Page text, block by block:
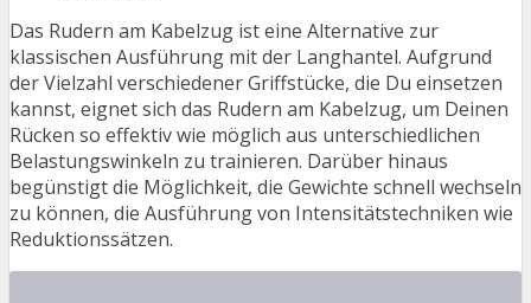
Das Rudern am Kabelzug ist eine Alternative zur
klassischen Ausführung mit der Langhantel. Aufgrund
der Vielzahl verschiedener Griffstücke, die Du einsetzen
kannst, eignet sich das Rudern am Kabelzug, um Deinen
Rücken so effektiv wie möglich aus unterschiedlichen
Belastungswinkeln zu trainieren. Darüber hinaus
begünstigt die Möglichkeit, die Gewichte schnell wechseln
zu können, die Ausführung von Intensitätstechniken wie
Reduktionssätzen.